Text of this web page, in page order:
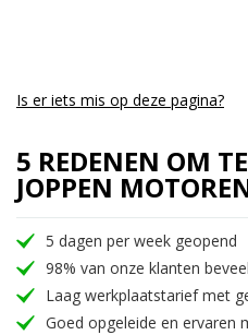
Is er iets mis op deze pagina?
5 REDENEN OM
JOPPEN
5 dagen per week geopend
98% van onze klanten
Laag werkplaatstarief met
Goed opgeleide en ervaren